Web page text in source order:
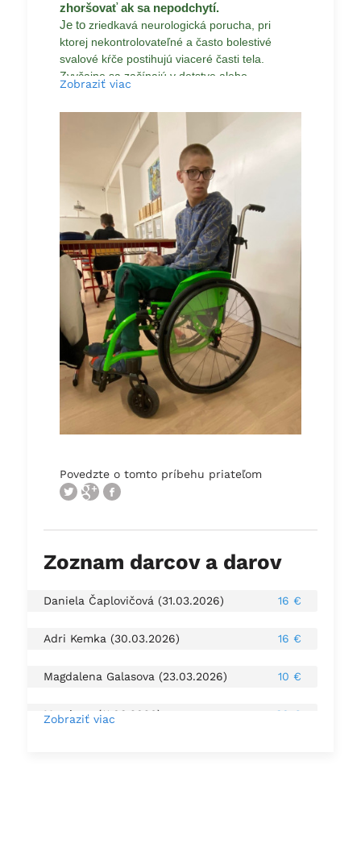
zhoršovať ak sa nepodchytí.
Je to zriedkavá neurologická porucha, pri
ktorej nekontrolovateľné a často bolestivé
svalové kŕče postihujú viaceré časti tela.
Zvyčajne sa začínajú v detstve alebo
Lieky boli bohužiaľ neúspešne, tak prišla
veta treba operovať mozog a zaviesť DBS
To sú elektródy, ktoré sa zavedú do centra
v mozgu a mali by diagnózu spomaliť snáď
aj zastaviť.
Rôznymi nastaveniami sa popri intenzívnom
rehabilitovani môže stav aj zlepšiť.
To si veľmi želáme a preto chodíme na všetky
terapie aké sa dá.
Všetko je to však finančne náročne a preto Vás
prosíme o pomoc.
Vďaka ich pravidelnému navštevovaniu sa
mu zastabilizuje zdravotný stav, zlepší sa
stabilita, jemná motorika.
Taktiež doučovanie mu pomáha zvládať
školu, keďže kvôli zdravotným problémom
často chý ba.
Ďakujeme, Martin s rodinou
Zobraziť viac
Povedzte o tomto príbehu priateľom
Zoznam darcov a darov
Daniela Čaplovičová (31.03.2026) 16 €
Adri Kemka (30.03.2026) 16 €
Magdalena Galasova (23.03.2026) 10 €
Martin ... (11.03.2026) 30 €
Zobraziť viac